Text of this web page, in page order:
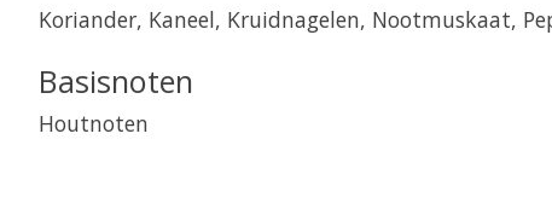
Koriander, Kaneel, Kruidnagelen, Nootmuskaat,
Basisnoten
Houtnoten